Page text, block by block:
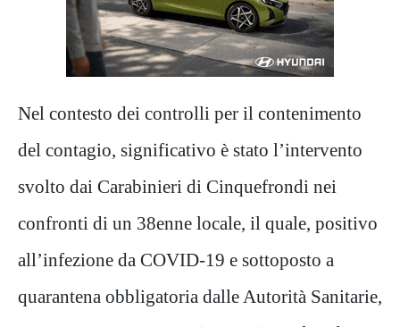
Nel contesto dei controlli per il contenimento
del contagio, significativo è stato l’intervento
svolto dai Carabinieri di Cinquefrondi nei
confronti di un 38enne locale, il quale, positivo
all’infezione da COVID-19 e sottoposto a
quarantena obbligatoria dalle Autorità Sanitarie,